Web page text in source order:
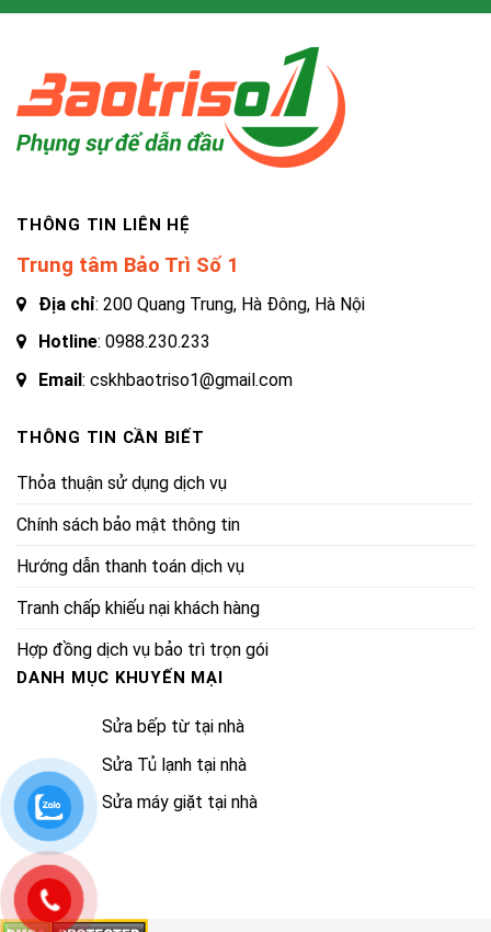
THÔNG TIN LIÊN HỆ
Trung tâm Bảo Trì Số 1
Địa chỉ: 200 Quang Trung, Hà Đông, Hà Nội
Hotline: 0988.230.233
Email: cskhbaotriso1@gmail.com
THÔNG TIN CẦN BIẾT
Thỏa thuận sử dụng dịch vụ
Chính sách bảo mật thông tin
Hướng dẫn thanh toán dịch vụ
Tranh chấp khiếu nại khách hàng
Hợp đồng dịch vụ bảo trì trọn gói
DANH MỤC KHUYẾN MẠI
Sửa bếp từ tại nhà
Sửa Tủ lạnh tại nhà
Sửa máy giặt tại nhà